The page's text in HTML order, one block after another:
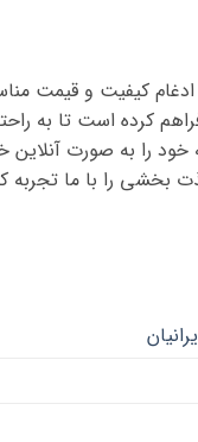
باشد.
گزینه
ممکن
است
ادغام کیفیت و قیمت
کرده است تا به
‌خود را به صورت آنلاین
‌بخشی را با ما تجربه